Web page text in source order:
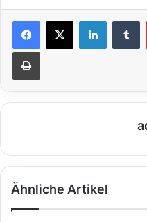
Ähnliche Artikel